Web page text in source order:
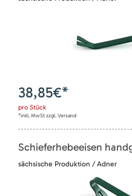
38,85€*
pro Stück
*inkl. MwSt zzgl. Versand
Schieferhebeeisen
sächsische Produktion / Adner